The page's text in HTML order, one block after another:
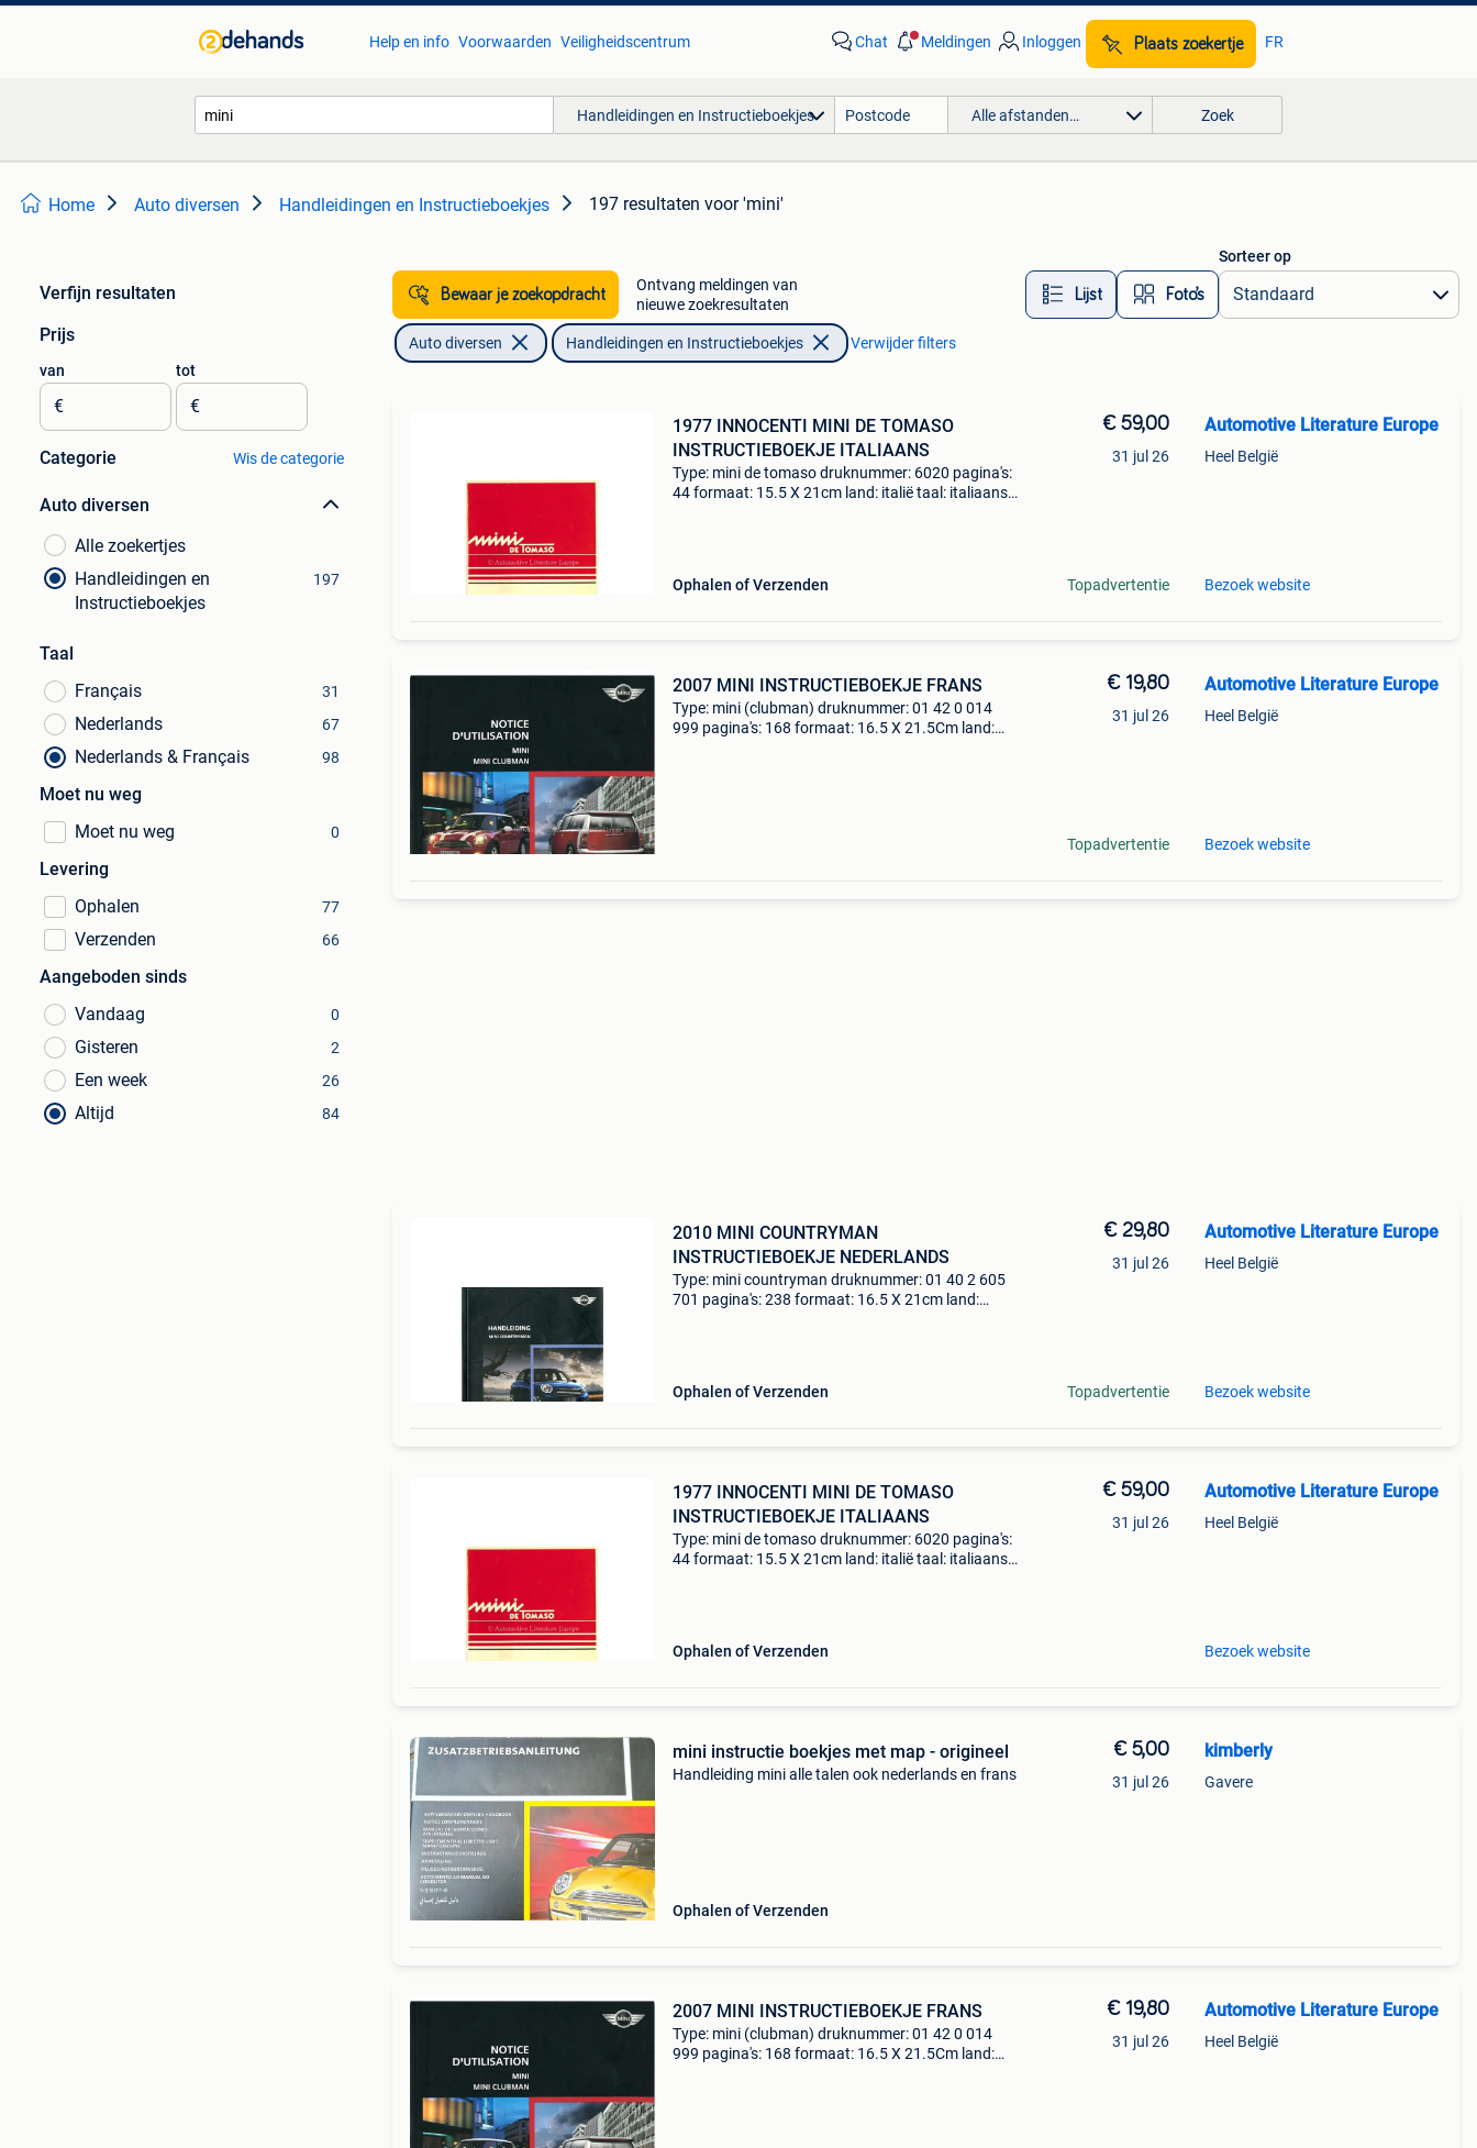
Help en info Voorwaarden Veiligheidscentrum Chat Meldingen Inloggen Plaats zoekertje FR
Handleidingen en Instructieboekjes Alle afstanden… Zoek
Home Auto diversen Handleidingen en Instructieboekjes 197 resultaten voor 'mini'
Verfijn resultaten
Prijs
van
€
tot
€
Categorie Wis de categorie
Auto diversen
Alle zoekertjes
Handleidingen en
Instructieboekjes
197
Taal
Français
31
Nederlands 67
Nederlands & Français 98
Moet nu weg
Moet nu weg
0
Levering
Ophalen
77
Verzenden 66
Aangeboden sinds
Vandaag
0
Gisteren 2
Een week 26
Altijd 84
Bewaar je zoekopdracht
Ontvang meldingen van
nieuwe zoekresultaten
Lijst Foto’s
Sorteer op
Auto diversen Handleidingen en Instructieboekjes Verwijder filters
1977 INNOCENTI MINI DE TOMASO
INSTRUCTIEBOEKJE ITALIAANS
Type: mini de tomaso druknummer: 6020 pagina's:
44 formaat: 15.5 X 21cm land: italië taal: italiaans
Ophalen of Verzenden
€ 59,00
31 jul 26
Topadvertentie
Automotive Literature Europe
Heel België
Bezoek website
2007 MINI INSTRUCTIEBOEKJE FRANS
Type: mini (clubman) druknummer: 01 42 0 014
999 pagina's: 168 formaat: 16.5 X 21.5Cm land:
€ 19,80
31 jul 26
Topadvertentie
Automotive Literature Europe
Heel België
Bezoek website
2010 MINI COUNTRYMAN
INSTRUCTIEBOEKJE NEDERLANDS
Type: mini countryman druknummer: 01 40 2 605
701 pagina's: 238 formaat: 16.5 X 21cm land:
Ophalen of Verzenden
€ 29,80
31 jul 26
Topadvertentie
Automotive Literature Europe
Heel België
Bezoek website
1977 INNOCENTI MINI DE TOMASO
INSTRUCTIEBOEKJE ITALIAANS
Type: mini de tomaso druknummer: 6020 pagina's:
44 formaat: 15.5 X 21cm land: italië taal: italiaans
Ophalen of Verzenden
€ 59,00
31 jul 26
Automotive Literature Europe
Heel België
Bezoek website
mini instructie boekjes met map - origineel
Handleiding mini alle talen ook nederlands en frans
Ophalen of Verzenden
€ 5,00
31 jul 26
kimberly
Gavere
2007 MINI INSTRUCTIEBOEKJE FRANS
Type: mini (clubman) druknummer: 01 42 0 014
999 pagina's: 168 formaat: 16.5 X 21.5Cm land:
€ 19,80
31 jul 26
Automotive Literature Europe
Heel België